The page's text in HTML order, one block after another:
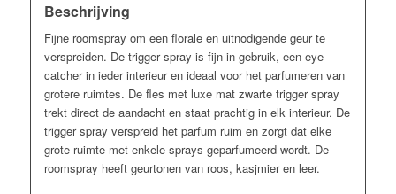
Beschrijving
Fijne roomspray om een florale en uitnodigende geur te
verspreiden. De trigger spray is fijn in gebruik, een eye-
catcher in ieder interieur en ideaal voor het parfumeren van
grotere ruimtes. De fles met luxe mat zwarte trigger spray
trekt direct de aandacht en staat prachtig in elk interieur. De
trigger spray verspreid het parfum ruim en zorgt dat elke
grote ruimte met enkele sprays geparfumeerd wordt. De
roomspray heeft geurtonen van roos, kasjmier en leer.